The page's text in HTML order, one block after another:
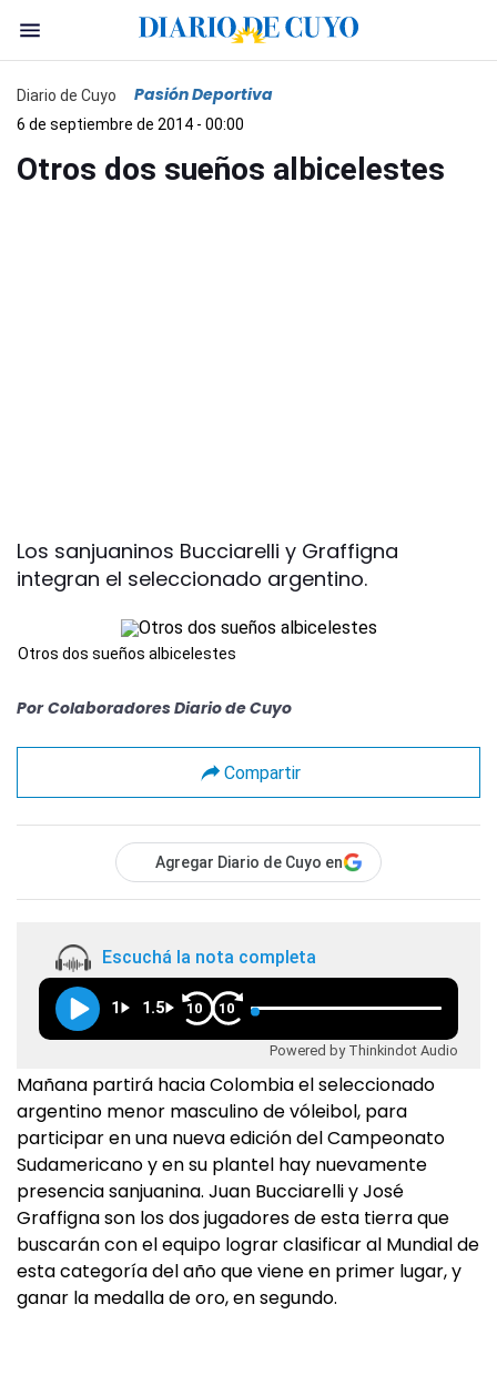
Diario de Cuyo Pasión Deportiva
6 de septiembre de 2014 - 00:00
Otros dos sueños albicelestes
Los sanjuaninos Bucciarelli y Graffigna
integran el seleccionado argentino.
Otros dos sueños albicelestes
Por Colaboradores Diario de Cuyo
Compartir
Agregar Diario de Cuyo en
Escuchá la nota completa
1 1.5 10 10
Powered by Thinkindot Audio
Mañana partirá hacia Colombia el seleccionado
argentino menor masculino de vóleibol, para
participar en una nueva edición del Campeonato
Sudamericano y en su plantel hay nuevamente
presencia sanjuanina. Juan Bucciarelli y José
Graffigna son los dos jugadores de esta tierra que
buscarán con el equipo lograr clasificar al Mundial de
esta categoría del año que viene en primer lugar, y
ganar la medalla de oro, en segundo.